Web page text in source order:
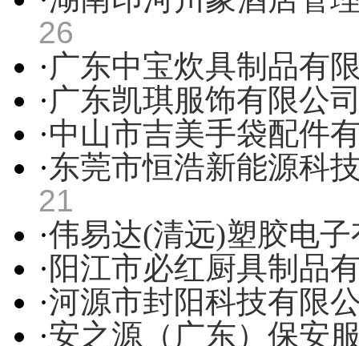
26
·广东中宝炊具制品有
·广东凯琪服饰有限公
·中山市吉美手袋配件
·东莞市恒浩新能源科
21
·伟易达(清远)塑胶电
· 阳江市必红厨具制品
·河源市封阳科技有限
·安之源（广东）保安